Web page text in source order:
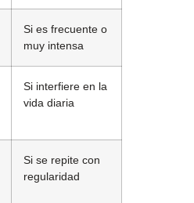
Si es frecuente o
muy intensa
Si interfiere en la
vida diaria
Si se repite con
regularidad